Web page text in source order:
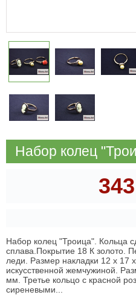
Набор колец
343
Набор колец "Троица". Кольца
сплава.Покрытие 18 К золото.
леди. Размер накладки 12 х 17
искусственной жемчужиной.
мм. Третье кольцо с красной
сиреневыми...